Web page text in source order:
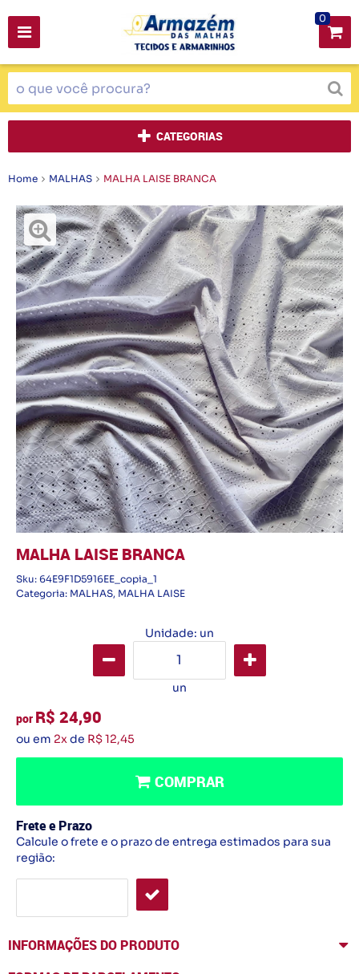
0
CATEGORIAS
Home MALHAS MALHA LAISE BRANCA
MALHA LAISE BRANCA
Sku: 64E9F1D5916EE_copia_1
Categoria: MALHAS, MALHA LAISE
Unidade: un
un
por R$ 24,90
ou em 2xde R$ 12,45
COMPRAR
Frete e Prazo
Calcule o frete e o prazo de entrega estimados para sua
região:
INFORMAÇÕES DO PRODUTO